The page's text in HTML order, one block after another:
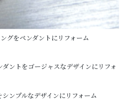
ングをペンダントにリフォーム
ダントをゴージャスなデザインにリフォ
シンプルなデザインにリフォーム